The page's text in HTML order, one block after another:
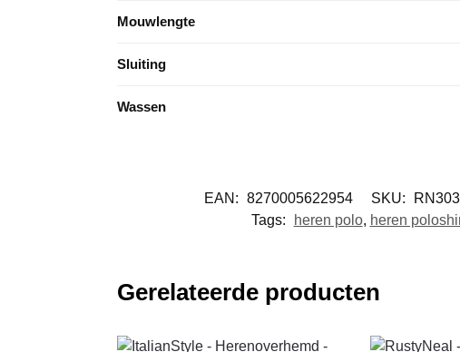
Mouwlengte
Sluiting
Wassen
EAN: 8270005622954 SKU:
Tags:
heren polo, heren
Gerelateerde producten